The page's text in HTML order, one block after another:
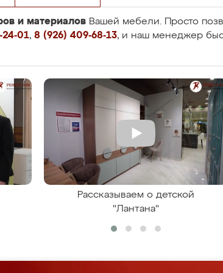
и материалов Вашей мебели. Просто
24-01, 8 (926) 409-68-13, и наш менеджер
Рассказываем о детской
"Лантана"